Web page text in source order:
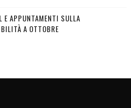
E APPUNTAMENTI SULLA
A OTTOBRE